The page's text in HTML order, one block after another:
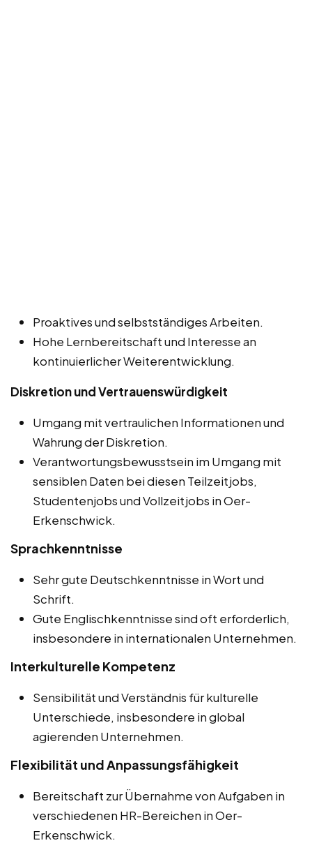
Proaktives und selbstständiges Arbeiten.
Hohe Lernbereitschaft und Interesse an
kontinuierlicher Weiterentwicklung.
Diskretion und Vertrauenswürdigkeit
Umgang mit vertraulichen Informationen und
Wahrung der Diskretion.
Verantwortungsbewusstsein im Umgang mit
sensiblen Daten bei diesen Teilzeitjobs,
Studentenjobs und Vollzeitjobs in Oer-
Erkenschwick.
Sprachkenntnisse
Sehr gute Deutschkenntnisse in Wort und
Schrift.
Gute Englischkenntnisse sind oft erforderlich,
insbesondere in internationalen Unternehmen.
Interkulturelle Kompetenz
Sensibilität und Verständnis für kulturelle
Unterschiede, insbesondere in global
agierenden Unternehmen.
Flexibilität und Anpassungsfähigkeit
Bereitschaft zur Übernahme von Aufgaben in
verschiedenen HR-Bereichen in Oer-
Erkenschwick.